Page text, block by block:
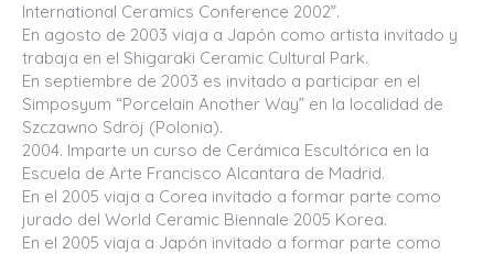
International Ceramics Conference 2002”.
En agosto de 2003 viaja a Japón como artista invitado y
trabaja en el Shigaraki Ceramic Cultural Park.
En septiembre de 2003 es invitado a participar en el
Simposyum “Porcelain Another Way” en la localidad de
Szczawno Sdröj (Polonia).
2004. Imparte un curso de Cerámica Escultórica en la
Escuela de Arte Francisco Alcantara de Madrid.
En el 2005 viaja a Corea invitado a formar parte como
jurado del World Ceramic Biennale 2005 Korea.
En el 2005 viaja a Japón invitado a formar parte como